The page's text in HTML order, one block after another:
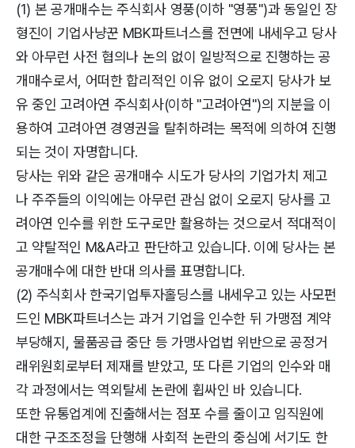
(1) 본 공개매수는 주식회사 영풍(이하 "영풍")과 동일인 장
형진이 기업사냥꾼 MBK파트너스를 전면에 내세우고 당사
와 아무런 사전 협의나 논의 없이 일방적으로 진행하는 공
개매수로서, 어떠한 합리적인 이유 없이 오로지 당사가 보
유 중인 고려아연 주식회사(이하 "고려아연")의 지분을 이
용하여 고려아연 경영권을 탈취하려는 목적에 의하여 진행
되는 것이 자명합니다.
당사는 위와 같은 공개매수 시도가 당사의 기업가치 제고
나 주주들의 이익에는 아무런 관심 없이 오로지 당사를 고
려아연 인수를 위한 도구로만 활용하는 것으로서 적대적이
고 약탈적인 M&A라고 판단하고 있습니다. 이에 당사는 본
공개매수에 대한 반대 의사를 표명합니다.
(2) 주식회사 한국기업투자홀딩스를 내세우고 있는 사모펀
드인 MBK파트너스는 과거 기업을 인수한 뒤 가맹점 계약
부당해지, 물품공급 중단 등 가맹사업법 위반으로 공정거
래위원회로부터 제재를 받았고, 또 다른 기업의 인수와 매
각 과정에서는 역외탈세 논란에 휩싸인 바 있습니다.
또한 유통업계에 진출해서는 점포 수를 줄이고 임직원에
대한 구조조정을 단행해 사회적 논란의 중심에 서기도 한